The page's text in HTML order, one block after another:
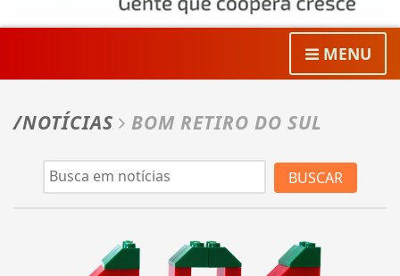
MENU
/NOTÍCIAS BOM RETIRO DO SUL
BUSCAR